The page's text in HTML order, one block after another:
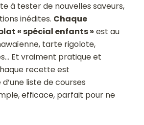
à tester de nouvelles saveurs,
inédites. Chaque
« spécial enfants » est au
tarte rigolote,
Et vraiment pratique et
recette est
liste de courses
efficace, parfait pour ne